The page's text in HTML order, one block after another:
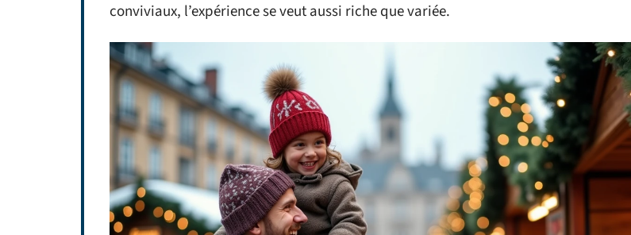
conviviaux, l’expérience se veut aussi riche que variée.